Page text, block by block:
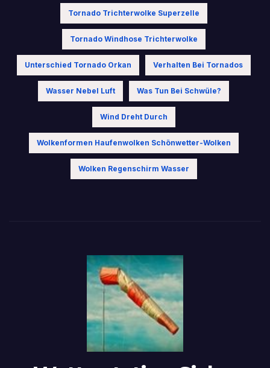
Tornado Trichterwolke Superzelle
Tornado Windhose Trichterwolke
Unterschied Tornado Orkan Verhalten Bei Tornados
Wasser Nebel Luft Was Tun Bei Schwüle?
Wind Dreht Durch
Wolkenformen Haufenwolken Schönwetter-Wolken
Wolken Regenschirm Wasser